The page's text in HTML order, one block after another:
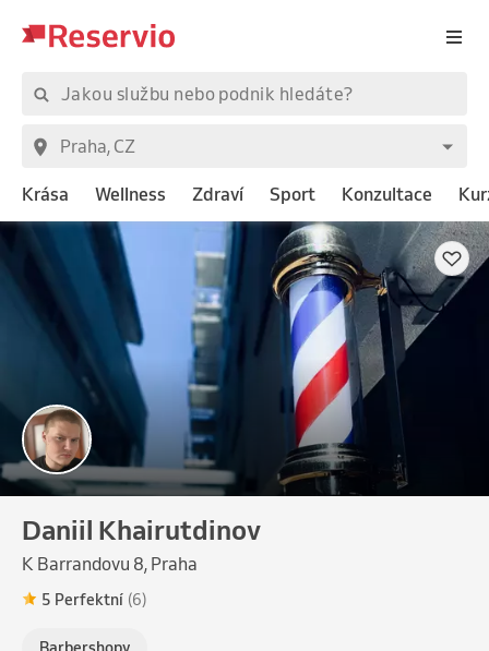
Krása Wellness Zdraví Sport Konzultace
Daniil Khairutdinov
K Barrandovu 8, Praha
5 Perfektní (6)